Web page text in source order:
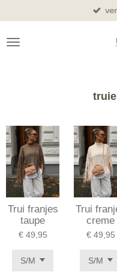
direct
naar
de
Trui franjes
taupe
€ 49,95
Trui
creme
€ 49,95